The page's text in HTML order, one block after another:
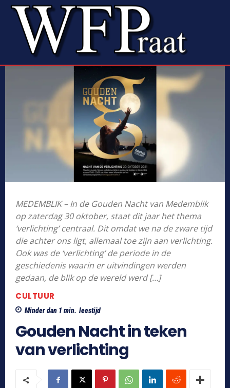
MEDEMBLIK – In de Gouden Nacht van Medemblik
op zaterdag 30 oktober, staat dit jaar het thema
‘verlichting’ centraal. Dit omdat we na de zware tijd
die achter ons ligt, allemaal toe zijn aan verlichting.
Ook was de ‘verlichting’ de periode in de
geschiedenis waarin er uitvindingen werden
gedaan, de blik op de wereld werd […]
CULTUUR
Minder dan 1 min. leestijd
Gouden Nacht in teken
van verlichting